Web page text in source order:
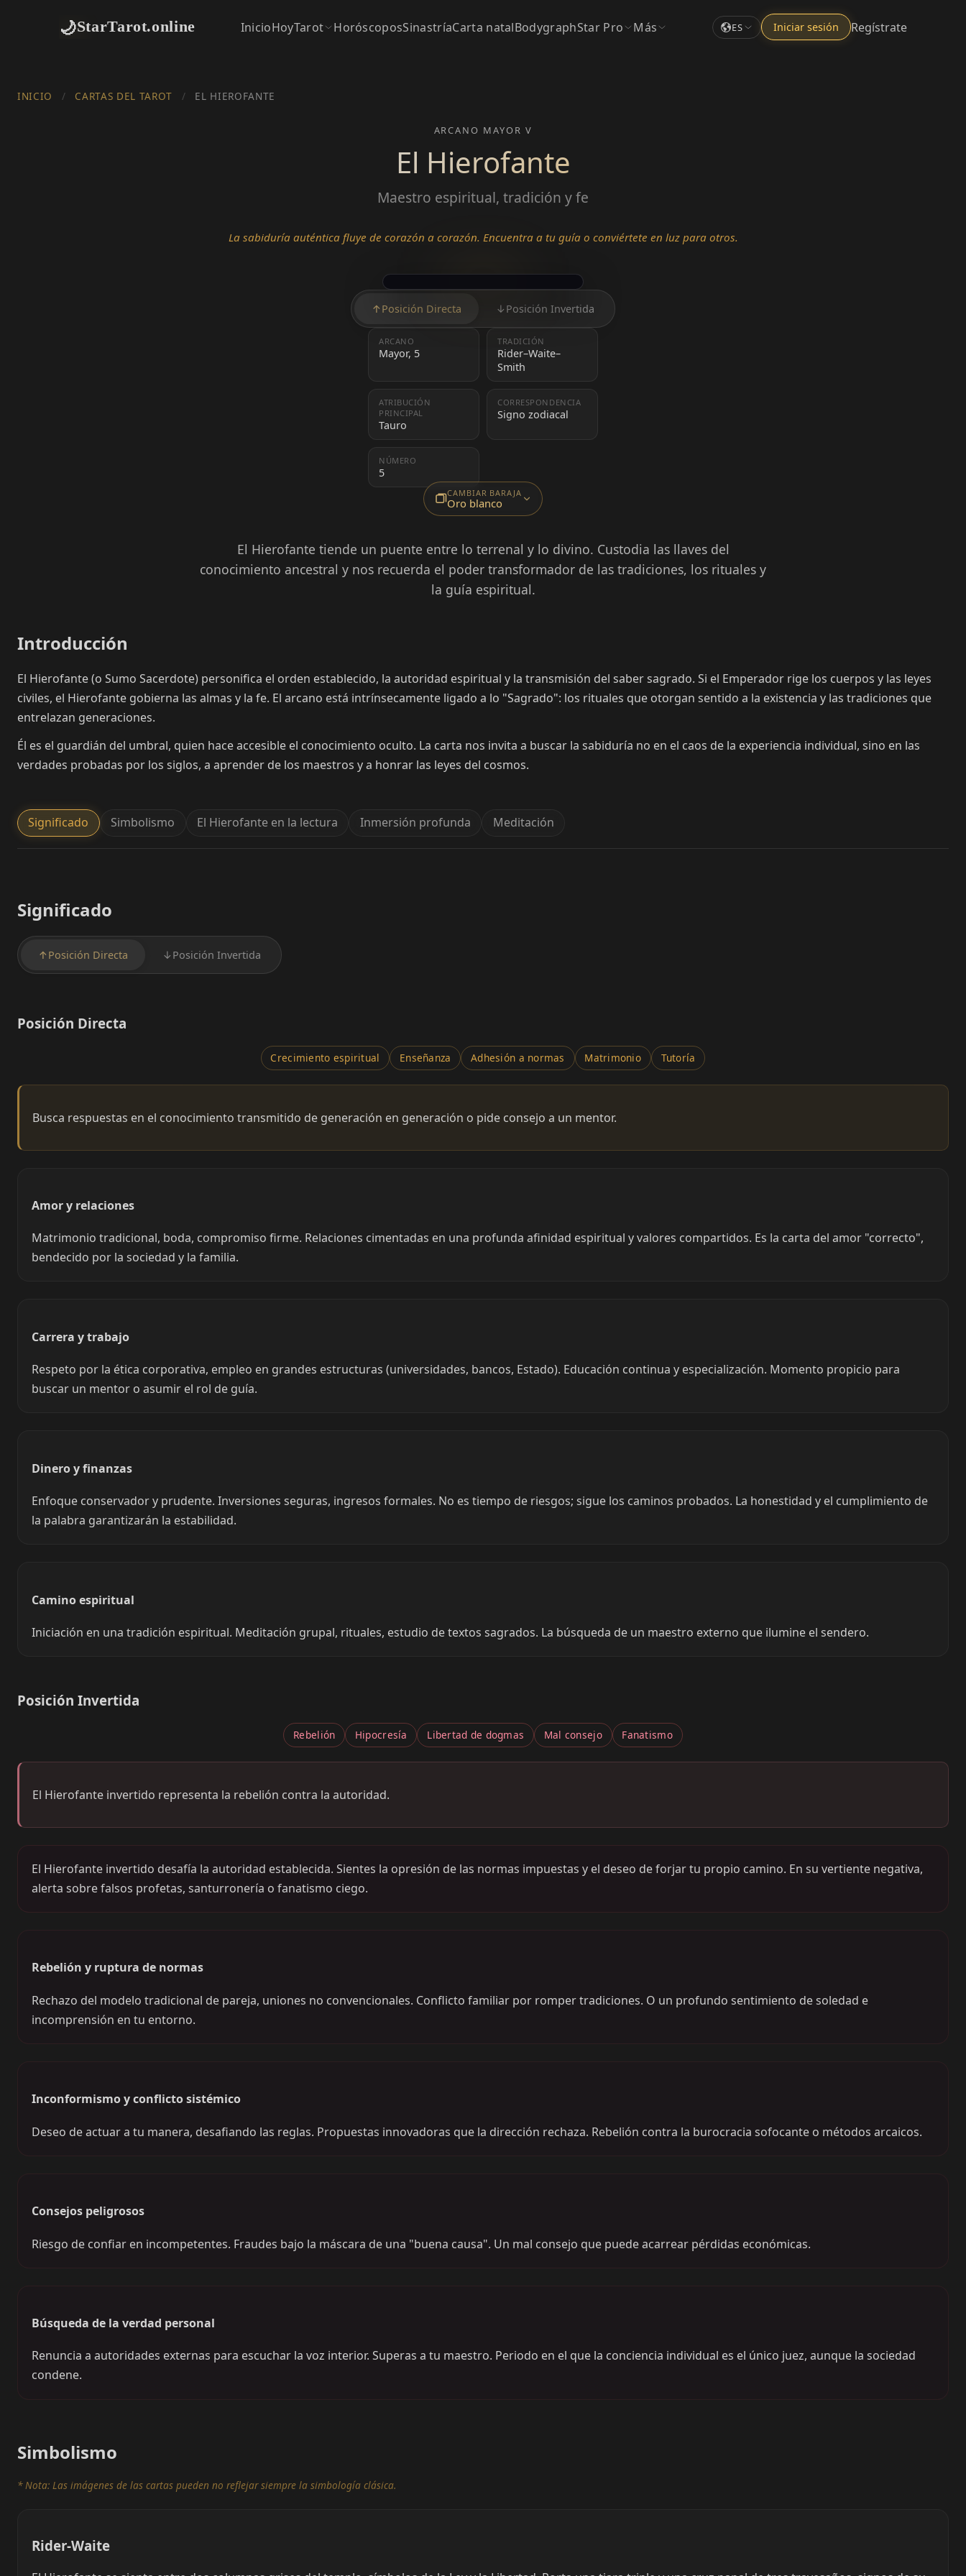
🌙StarTarot.online InicioHoyTarot HoróscoposSinastríaCarta natalBodygraphStar Pro Más ES Iniciar sesión Regístrate
INICIO / CARTAS DEL TAROT / EL HIEROFANTE
ARCANO MAYOR V
El Hierofante
Maestro espiritual, tradición y fe
La sabiduría auténtica fluye de corazón a corazón. Encuentra a tu guía o conviértete en luz para otros.
↑ Posición Directa ↓ Posición Invertida
ARCANO
Mayor, 5
TRADICIÓN
Rider–Waite–
Smith
ATRIBUCIÓN
PRINCIPAL
Tauro
CORRESPONDENCIA
Signo zodiacal
NÚMERO
5
CAMBIAR BARAJA
Oro blanco
El Hierofante tiende un puente entre lo terrenal y lo divino. Custodia las llaves del
conocimiento ancestral y nos recuerda el poder transformador de las tradiciones, los rituales y
la guía espiritual.
Introducción
El Hierofante (o Sumo Sacerdote) personifica el orden establecido, la autoridad espiritual y la transmisión del saber sagrado. Si el Emperador rige los cuerpos y las leyes
civiles, el Hierofante gobierna las almas y la fe. El arcano está intrínsecamente ligado a lo "Sagrado": los rituales que otorgan sentido a la existencia y las tradiciones que
entrelazan generaciones.
Él es el guardián del umbral, quien hace accesible el conocimiento oculto. La carta nos invita a buscar la sabiduría no en el caos de la experiencia individual, sino en las
verdades probadas por los siglos, a aprender de los maestros y a honrar las leyes del cosmos.
Significado Simbolismo El Hierofante en la lectura Inmersión profunda Meditación
Significado
↑ Posición Directa ↓ Posición Invertida
Posición Directa
Crecimiento espiritual Enseñanza Adhesión a normas Matrimonio Tutoría
Busca respuestas en el conocimiento transmitido de generación en generación o pide consejo a un mentor.
Amor y relaciones
Matrimonio tradicional, boda, compromiso firme. Relaciones cimentadas en una profunda afinidad espiritual y valores compartidos. Es la carta del amor "correcto",
bendecido por la sociedad y la familia.
Carrera y trabajo
Respeto por la ética corporativa, empleo en grandes estructuras (universidades, bancos, Estado). Educación continua y especialización. Momento propicio para
buscar un mentor o asumir el rol de guía.
Dinero y finanzas
Enfoque conservador y prudente. Inversiones seguras, ingresos formales. No es tiempo de riesgos; sigue los caminos probados. La honestidad y el cumplimiento de
la palabra garantizarán la estabilidad.
Camino espiritual
Iniciación en una tradición espiritual. Meditación grupal, rituales, estudio de textos sagrados. La búsqueda de un maestro externo que ilumine el sendero.
Posición Invertida
Rebelión Hipocresía Libertad de dogmas Mal consejo Fanatismo
El Hierofante invertido representa la rebelión contra la autoridad.
El Hierofante invertido desafía la autoridad establecida. Sientes la opresión de las normas impuestas y el deseo de forjar tu propio camino. En su vertiente negativa,
alerta sobre falsos profetas, santurronería o fanatismo ciego.
Rebelión y ruptura de normas
Rechazo del modelo tradicional de pareja, uniones no convencionales. Conflicto familiar por romper tradiciones. O un profundo sentimiento de soledad e
incomprensión en tu entorno.
Inconformismo y conflicto sistémico
Deseo de actuar a tu manera, desafiando las reglas. Propuestas innovadoras que la dirección rechaza. Rebelión contra la burocracia sofocante o métodos arcaicos.
Consejos peligrosos
Riesgo de confiar en incompetentes. Fraudes bajo la máscara de una "buena causa". Un mal consejo que puede acarrear pérdidas económicas.
Búsqueda de la verdad personal
Renuncia a autoridades externas para escuchar la voz interior. Superas a tu maestro. Periodo en el que la conciencia individual es el único juez, aunque la sociedad
condene.
Simbolismo
* Nota: Las imágenes de las cartas pueden no reflejar siempre la simbología clásica.
Rider-Waite